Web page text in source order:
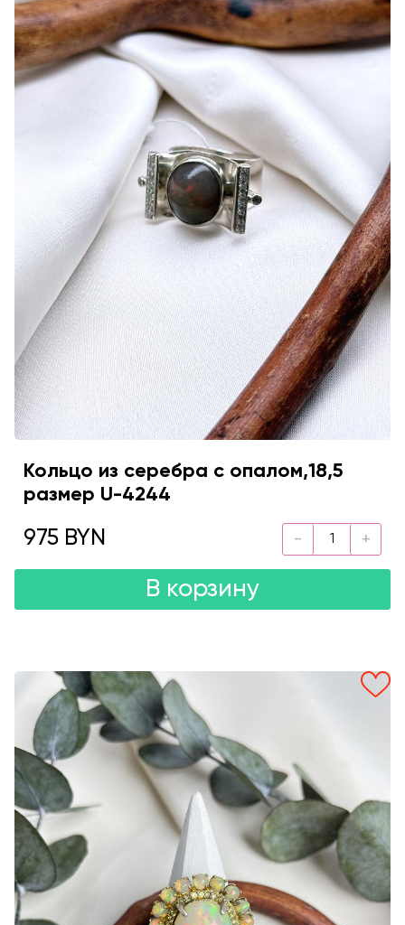
Кольцо из серебра с опалом,18,5
размер U-4244
975 BYN
В корзину